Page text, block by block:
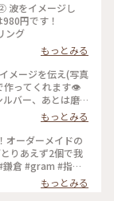
円です！
ング
もっとみる
メージを伝え(写真
作ってくれます👁
バー、あとは磨
今回は、左からピ
した😱😱‼️(平日の
😊 まさか、入れ
し勢いで作ったリ
… 次は、重ね付け
もっとみる
オーダーメイドの
りあえず2個で我
倉 #gram #指輪
もっとみる